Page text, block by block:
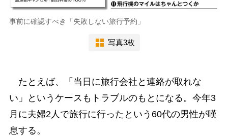
事前に確認すべき「失敗しない旅行予約」
写真3枚
たとえば、「当日に旅行会社と連絡が取れな
い」というケースもトラブルのもとになる。今年3
月に夫婦2人で旅行に行ったという60代の男性が嘆
息する。